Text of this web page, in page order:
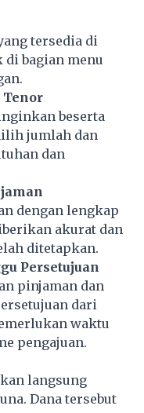
tersedia di
di bagian menu
Tenor
beserta
jumlah dan
dan
dengan lengkap
akurat dan
ditetapkan.
Persetujuan
pinjaman dan
dari
waktu
pengajuan.
langsung
Dana tersebut